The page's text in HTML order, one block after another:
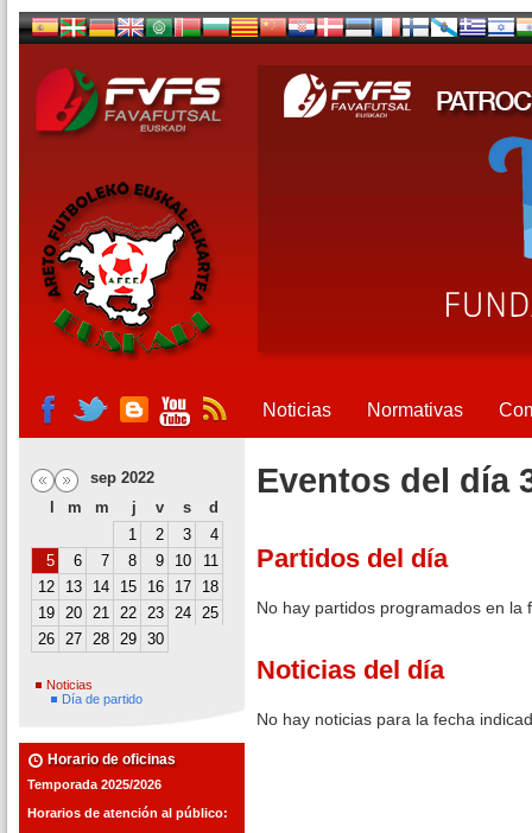
Noticias Normativas
sep 2022
m m j v s
d
1
2 3
4
5
6 7 8 9 10
11
12
13 14 15 16 17
18
19 20 21 22 23 24 25
26 27 28 29 30
Noticias
Día de partido
Horario de oficinas
Temporada 2025/2026
Horarios de atención al público:
Eventos del día
Partidos del día
No hay partidos programados en la
Noticias del día
No hay noticias para la fecha